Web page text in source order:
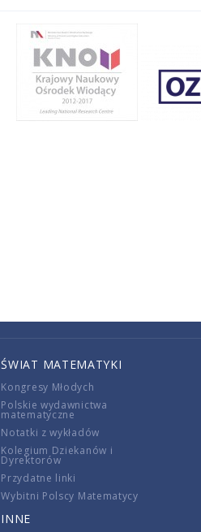
ŚWIAT MATEMATYKI
Kongresy Młodych
Polskie wydawnictwa
matematyczne
Notatki z wykładów
Kolegium Dziekanów i
Dyrektorów
Przydatne linki
Wybitni Polscy Matematycy
INNE